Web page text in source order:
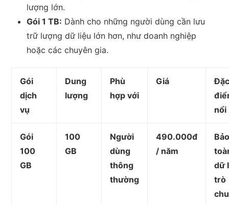
lượng lớn.
Gói 1 TB: Dành cho những người dùng cần lưu
trữ lượng dữ liệu lớn hơn, như doanh nghiệp
hoặc các chuyên gia.
Gói
dịch
vụ
Dung
lượng
Phù
hợp với
Giá
nổi
Gói
100
GB
100
GB
Người
dùng
thông
thường
490.000đ
/ năm
dữ
trò